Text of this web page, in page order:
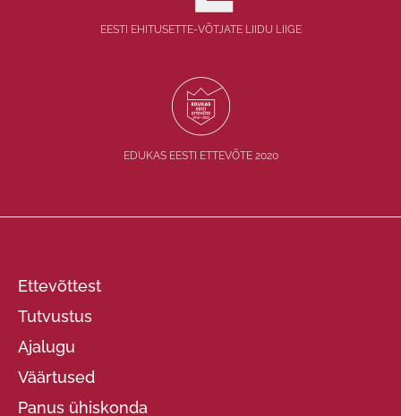
EESTI EHITUSETTE-VÕTJATE LIIDU LIIGE
EDUKAS EESTI ETTEVÕTE 2020
Ettevõttest
Tutvustus
Ajalugu
Väärtused
Panus ühiskonda